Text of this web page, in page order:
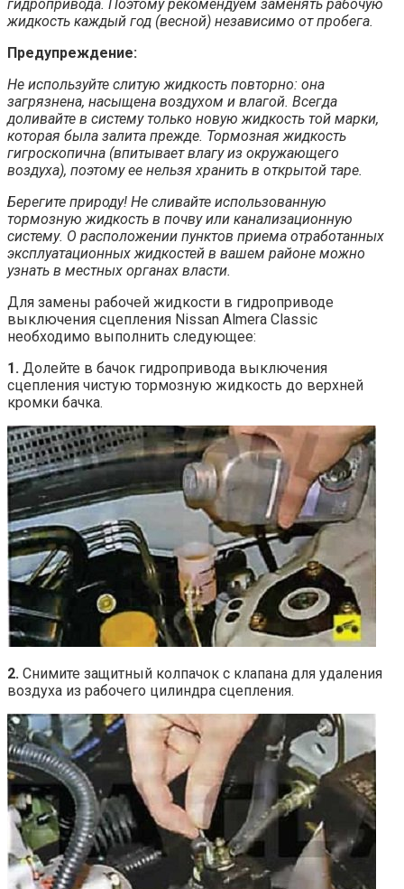
гидропривода. Поэтому рекомендуем заменять рабочую
жидкость каждый год (весной) независимо от пробега.
Предупреждение:
Не используйте слитую жидкость повторно: она
загрязнена, насыщена воздухом и влагой. Всегда
доливайте в систему только новую жидкость той марки,
которая была залита прежде. Тормозная жидкость
гигроскопична (впитывает влагу из окружающего
воздуха), поэтому ее нельзя хранить в открытой таре.
Берегите природу! Не сливайте использованную
тормозную жидкость в почву или канализационную
систему. О расположении пунктов приема отработанных
эксплуатационных жидкостей в вашем районе можно
узнать в местных органах власти.
Для замены рабочей жидкости в гидроприводе
выключения сцепления Nissan Almera Classic
необходимо выполнить следующее:
1. Долейте в бачок гидропривода выключения
сцепления чистую тормозную жидкость до верхней
кромки бачка.
2. Снимите защитный колпачок с клапана для удаления
воздуха из рабочего цилиндра сцепления.